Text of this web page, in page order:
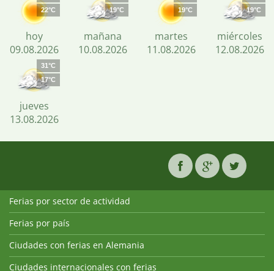
22°C
hoy
09.08.2026
19°C
mañana
10.08.2026
19°C
martes
11.08.2026
19°C
miércoles
12.08.2026
31°C
17°C
jueves
13.08.2026
Ferias por sector de actividad
Ferias por país
Ciudades con ferias en Alemania
Ciudades internacionales con ferias